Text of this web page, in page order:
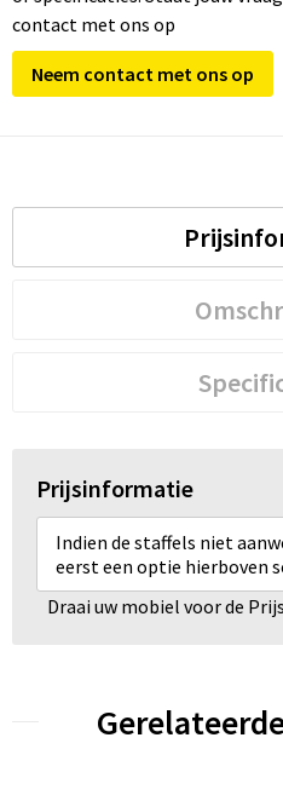
contact met ons op
Neem contact met ons op
Prijsinformatie
Indien de staffels niet
eerst een optie hierboven
Draai uw mobiel voor de